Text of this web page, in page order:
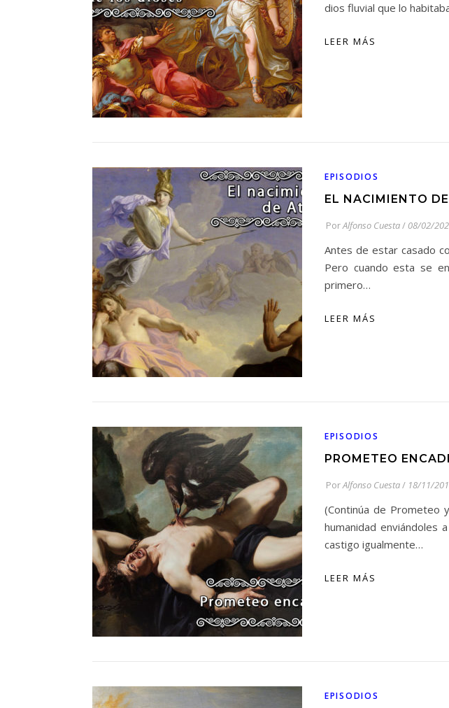
dios fluvial que lo
LEER MÁS
EPISODIOS
EL NACIMIENTO
PorAlfonso Cuesta/ 08/02/
Antes de estar casado
Pero cuando esta se
primero…
LEER MÁS
EPISODIOS
PROMETEO
PorAlfonso Cuesta/ 18/11/
(Continúa de Prometeo
humanidad enviándoles
castigo igualmente…
LEER MÁS
EPISODIOS